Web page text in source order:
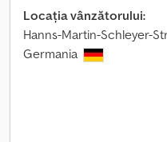
Locația vânzătorului:
Hanns-Martin-Schleyer-
Germania